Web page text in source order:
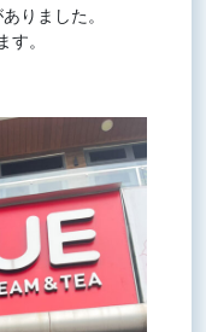
りました。
。